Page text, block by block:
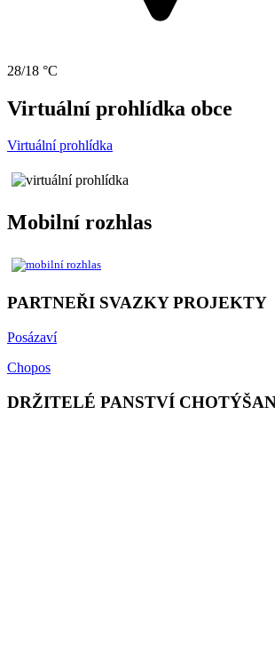
28/18 °C
Virtuální prohlídka obce
Virtuální prohlídka
Mobilní rozhlas
PARTNEŘI SVAZKY PROJEKTY
Posázaví
Chopos
DRŽITELÉ PANSTVÍ